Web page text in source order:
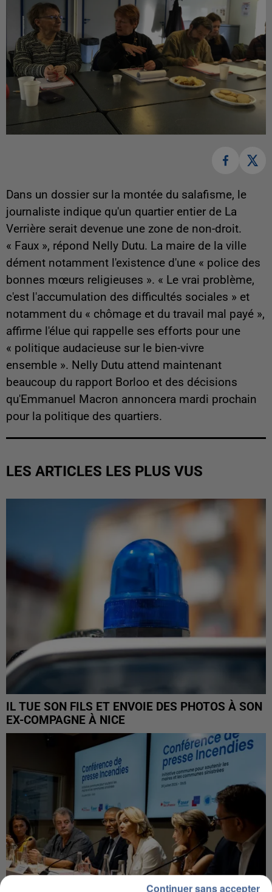
Dans un dossier sur la montée du salafisme, le
journaliste indique qu'un quartier entier de La
Verrière serait devenue une zone de non-droit.
« Faux », répond Nelly Dutu. La maire de la ville
dément notamment l'existence d'une « police des
bonnes mœurs religieuses ». « Le vrai problème,
c'est l'accumulation des difficultés sociales » et
notamment du « chômage et du travail mal payé »,
affirme l'élue qui rappelle ses efforts pour une
« politique audacieuse sur le bien-vivre
ensemble ». Nelly Dutu attend maintenant
beaucoup du rapport Borloo et des décisions
qu'Emmanuel Macron annoncera mardi prochain
pour la politique des quartiers.
LES ARTICLES LES PLUS VUS
IL TUE SON FILS ET ENVOIE DES PHOTOS À SON
EX-COMPAGNE À NICE
Continuer sans accepter